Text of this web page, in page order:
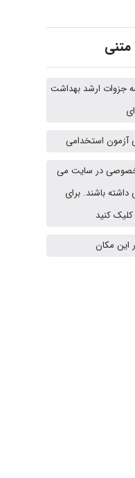
vali
ABOALFZAL
nima5534
متنی
جزوات ارشد بهداشت
آزمون استخدامی
در سایت می
باشند. برای
کنید
این مکان